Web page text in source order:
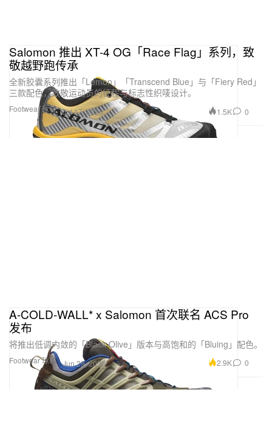
Footwear 球鞋
Salomon 推出 XT-4 OG「Race Flag」系列，致
敬越野跑传承
全新胶囊系列推出「Lemon」「Transcend Blue」与「Fiery Red」
三款配色，致敬运动员的征程与标志性织唛设计。
Jul 17, 2026 1.5K 0
Footwear 球鞋
A-COLD-WALL* x Salomon 首次联名 ACS Pro
发布
将推出低调内敛的「Black Olive」版本与高饱和的「Bluing」配色。
Jun 29, 2026 2.9K 0